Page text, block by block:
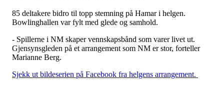
85 deltakere bidro til topp stemning på Hamar i helgen.
Bowlinghallen var fylt med glede og samhold.
- Spillerne i NM skaper vennskapsbånd som varer livet ut.
Gjensynsgleden på et arrangement som NM er stor, forteller
Marianne Berg.
Sjekk ut bildeserien på Facebook fra helgens arrangement.